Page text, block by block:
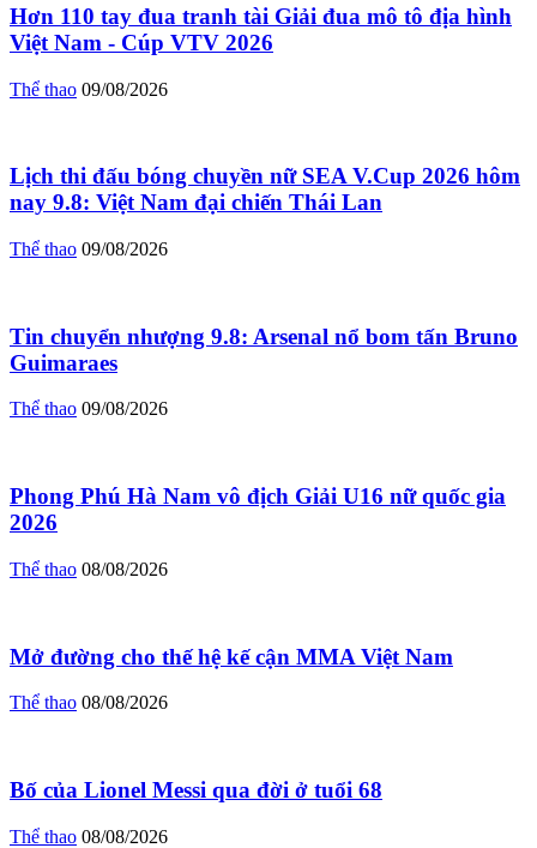
Hơn 110 tay đua tranh tài Giải đua mô tô địa hình
Việt Nam - Cúp VTV 2026
Thể thao 09/08/2026
Lịch thi đấu bóng chuyền nữ SEA V.Cup 2026 hôm
nay 9.8: Việt Nam đại chiến Thái Lan
Thể thao 09/08/2026
Tin chuyển nhượng 9.8: Arsenal nổ bom tấn Bruno
Guimaraes
Thể thao 09/08/2026
Phong Phú Hà Nam vô địch Giải U16 nữ quốc gia
2026
Thể thao 08/08/2026
Mở đường cho thế hệ kế cận MMA Việt Nam
Thể thao 08/08/2026
Bố của Lionel Messi qua đời ở tuổi 68
Thể thao 08/08/2026